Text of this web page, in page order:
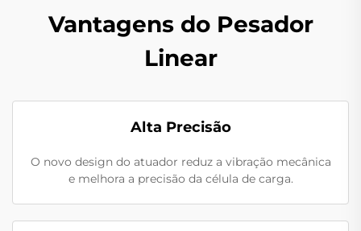
Vantagens do Pesador
Linear
Alta Precisão
O novo design do atuador reduz a vibração mecânica
e melhora a precisão da célula de carga.